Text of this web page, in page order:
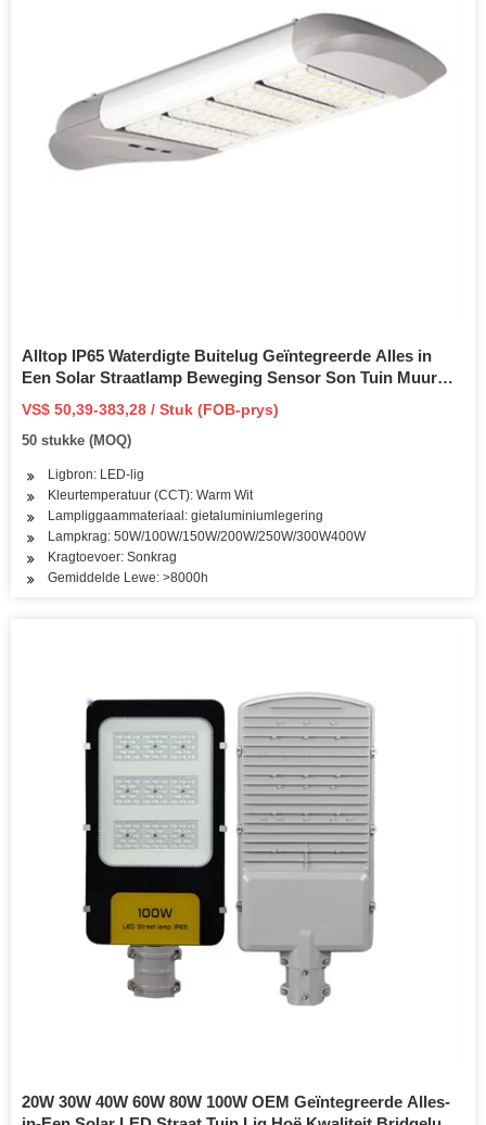
Alltop IP65 Waterdigte Buitelug Geïntegreerde Alles in
Een Solar Straatlamp Beweging Sensor Son Tuin Muur
Grasperk Lig Afstandbeheer Vloed Lig Hele LED Lig
VS$ 50,39-383,28 / Stuk (FOB-prys)
50 stukke (MOQ)
Ligbron: LED-lig
Kleurtemperatuur (CCT): Warm Wit
Lampliggaammateriaal: gietaluminiumlegering
Lampkrag: 50W/100W/150W/200W/250W/300W400W
Kragtoevoer: Sonkrag
Gemiddelde Lewe: >8000h
20W 30W 40W 60W 80W 100W OEM Geïntegreerde Alles-